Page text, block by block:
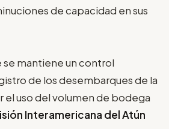
de capacidad en sus
se mantiene un control
de los desembarques de la
el uso del volumen de bodega
Interamericana del Atún